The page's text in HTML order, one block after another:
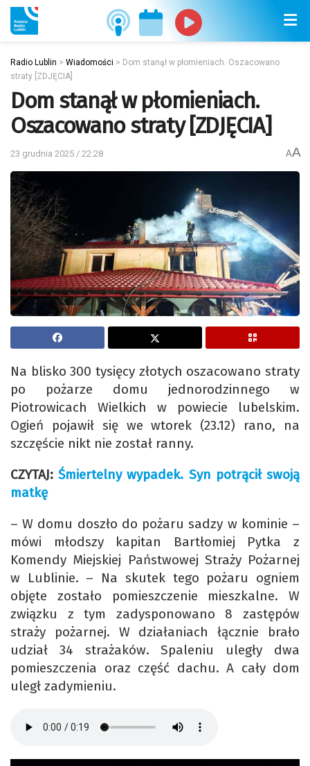
Radio Lublin > Wiadomości > Dom stanął w płomieniach. Oszacowano
straty [ZDJĘCIA]
Dom stanął w płomieniach.
Oszacowano straty [ZDJĘCIA]
23 grudnia 2025 / 22:28 AA
Na blisko 300 tysięcy złotych oszacowano straty
po pożarze domu jednorodzinnego w
Piotrowicach Wielkich w powiecie lubelskim.
Ogień pojawił się we wtorek (23.12) rano, na
szczęście nikt nie został ranny.
CZYTAJ:Śmiertelny wypadek. Syn potrącił swoją
matkę
– W domu doszło do pożaru sadzy w kominie –
mówi młodszy kapitan Bartłomiej Pytka z
Komendy Miejskiej Państwowej Straży Pożarnej
w Lublinie. – Na skutek tego pożaru ogniem
objęte zostało pomieszczenie mieszkalne. W
związku z tym zadysponowano 8 zastępów
straży pożarnej. W działaniach łącznie brało
udział 34 strażaków. Spaleniu uległy dwa
pomieszczenia oraz część dachu. A cały dom
uległ zadymieniu.